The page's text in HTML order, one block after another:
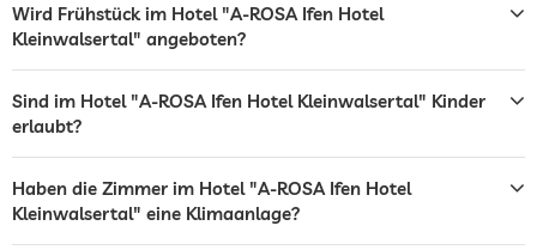
Solarium Gegen Gebühr
Sonnenliegen
Bar
Rezeption 24h Empfang
Wird Frühstück im Hotel "A-ROSA Ifen Hotel
Kleinwalsertal" angeboten?
Sind im Hotel "A-ROSA Ifen Hotel Kleinwalsertal" Kinder
erlaubt?
Haben die Zimmer im Hotel "A-ROSA Ifen Hotel
Kleinwalsertal" eine Klimaanlage?